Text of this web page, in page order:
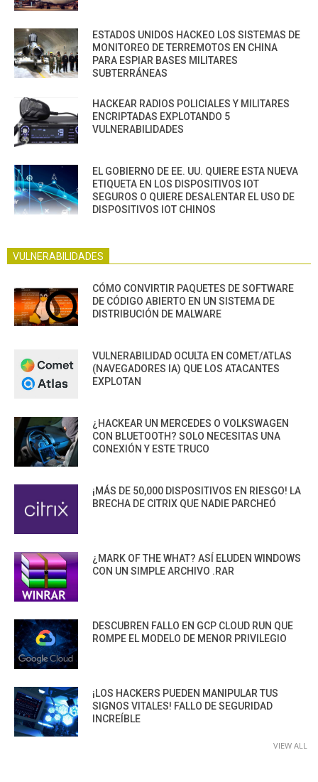
ESTADOS UNIDOS HACKEO LOS SISTEMAS DE
MONITOREO DE TERREMOTOS EN CHINA
PARA ESPIAR BASES MILITARES
SUBTERRÁNEAS
HACKEAR RADIOS POLICIALES Y MILITARES
ENCRIPTADAS EXPLOTANDO 5
VULNERABILIDADES
EL GOBIERNO DE EE. UU. QUIERE ESTA NUEVA
ETIQUETA EN LOS DISPOSITIVOS IOT
SEGUROS O QUIERE DESALENTAR EL USO DE
DISPOSITIVOS IOT CHINOS
VULNERABILIDADES
CÓMO CONVIRTIR PAQUETES DE SOFTWARE
DE CÓDIGO ABIERTO EN UN SISTEMA DE
DISTRIBUCIÓN DE MALWARE
VULNERABILIDAD OCULTA EN COMET/ATLAS
(NAVEGADORES IA) QUE LOS ATACANTES
EXPLOTAN
¿HACKEAR UN MERCEDES O VOLKSWAGEN
CON BLUETOOTH? SOLO NECESITAS UNA
CONEXIÓN Y ESTE TRUCO
¡MÁS DE 50,000 DISPOSITIVOS EN RIESGO! LA
BRECHA DE CITRIX QUE NADIE PARCHEÓ
¿MARK OF THE WHAT? ASÍ ELUDEN WINDOWS
CON UN SIMPLE ARCHIVO .RAR
DESCUBREN FALLO EN GCP CLOUD RUN QUE
ROMPE EL MODELO DE MENOR PRIVILEGIO
¡LOS HACKERS PUEDEN MANIPULAR TUS
SIGNOS VITALES! FALLO DE SEGURIDAD
INCREÍBLE
VIEW ALL